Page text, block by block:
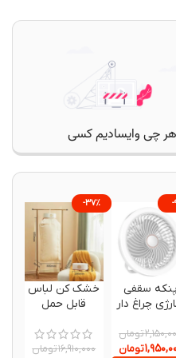
پنکه سقفی
چراغ دار
تومان
تومان
-۳۷%
خشک کن لباس
قابل حمل
۱۶,۹۱۰,۰۰۰تومان